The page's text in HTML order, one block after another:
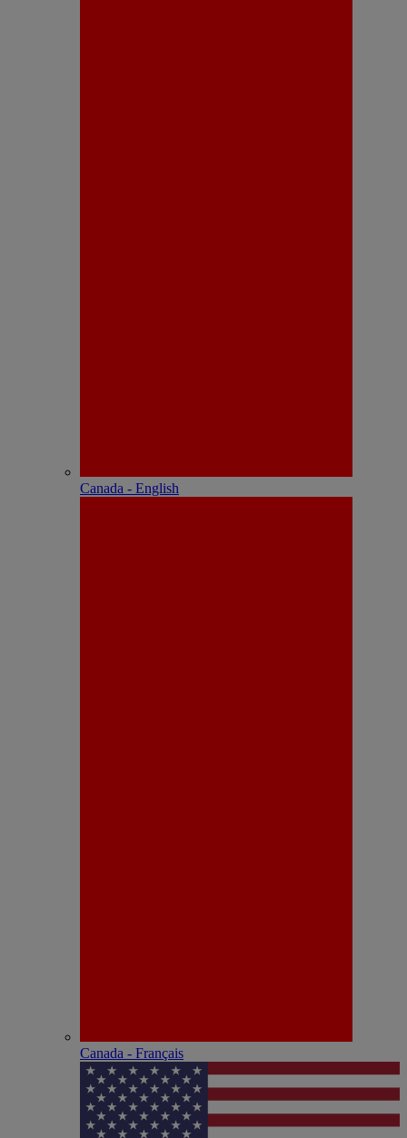
Canada - English
Canada - Français